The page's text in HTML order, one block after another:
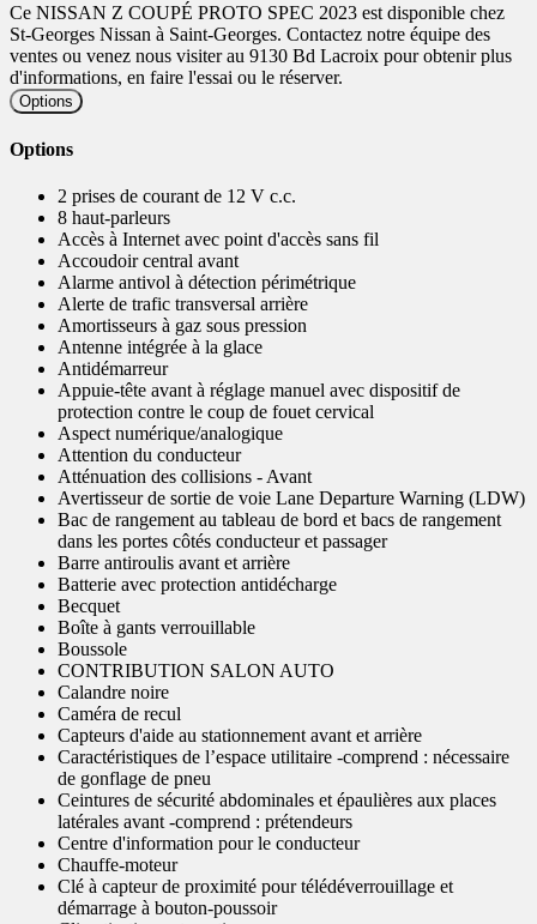
Ce NISSAN Z COUPÉ PROTO SPEC 2023 est disponible chez
St-Georges Nissan à Saint-Georges. Contactez notre équipe des
ventes ou venez nous visiter au 9130 Bd Lacroix pour obtenir plus
d'informations, en faire l'essai ou le réserver.
Options
Options
2 prises de courant de 12 V c.c.
8 haut-parleurs
Accès à Internet avec point d'accès sans fil
Accoudoir central avant
Alarme antivol à détection périmétrique
Alerte de trafic transversal arrière
Amortisseurs à gaz sous pression
Antenne intégrée à la glace
Antidémarreur
Appuie-tête avant à réglage manuel avec dispositif de
protection contre le coup de fouet cervical
Aspect numérique/analogique
Attention du conducteur
Atténuation des collisions - Avant
Avertisseur de sortie de voie Lane Departure Warning (LDW)
Bac de rangement au tableau de bord et bacs de rangement
dans les portes côtés conducteur et passager
Barre antiroulis avant et arrière
Batterie avec protection antidécharge
Becquet
Boîte à gants verrouillable
Boussole
CONTRIBUTION SALON AUTO
Calandre noire
Caméra de recul
Capteurs d'aide au stationnement avant et arrière
Caractéristiques de l’espace utilitaire -comprend : nécessaire
de gonflage de pneu
Ceintures de sécurité abdominales et épaulières aux places
latérales avant -comprend : prétendeurs
Centre d'information pour le conducteur
Chauffe-moteur
Clé à capteur de proximité pour télédéverrouillage et
démarrage à bouton-poussoir